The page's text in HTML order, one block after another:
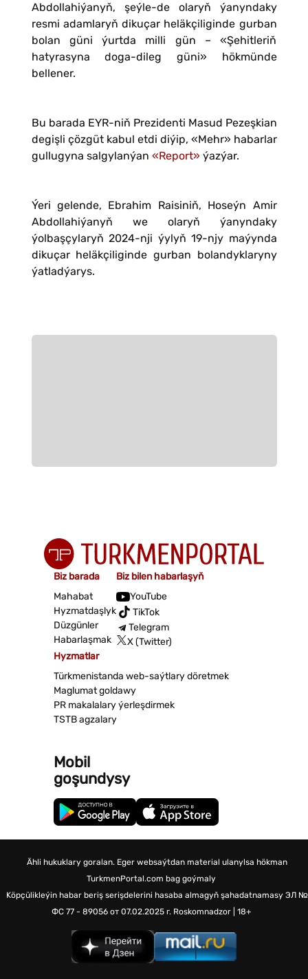
Abdollahiýanyň, şeýle-de olaryň ýanyndaky
resmi adamlaryň dikuçar heläkçiliginde gurban
bolan güni ýurtda milli gün – «Şehitleriň
hatyrasyna doga-dileg güni» hökmünde
bellener.
Bu barada EYR-niň Prezidenti Masud Pezeşkian
degişli çözgüt kabul etdi diýip, «Mehr» habarlar
gullugyna salgylanýan «Report» ýazýar.
Ýeri gelende, Ebrahim Raisiniň, Hoseýn Amir
Abdollahiýanyň we olaryň ýanyndaky
ýolbaşçylaryň 2024-nji ýylyň 19-njy maýynda
dikuçar heläkçiliginde gurban bolandyklaryny
ýatladýarys.
Biz barada
Mahabat
Hyzmatdaşlyk
Düzgünler
Habarlaşmak
Biz bilen habarlaşyň
YouTube
TikTok
Telegram
X (Twitter)
Hyzmatlar
Türkmenistanda web-saýtlary döretmek
Maglumat goldawy
PR makalalary ýerleşdirmek
TSTB agzalary
Mobil
goşundysy
Ähli hukuklary goralan. Eger websaýtdan material ulanylsa hökman
TurkmenPortal.com bag goýmaly
Köpçülikleýin habar beriş serişdelerini hasaba almagyň şahadatnamasy ЭЛ №
ФС 77 - 89056 от 07.02.2025 г. Roskomnadzor | 18+